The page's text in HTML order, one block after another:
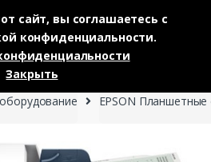
EPSON Планшетные
сайт, вы соглашаетесь с
конфиденциальности.
Закрыть